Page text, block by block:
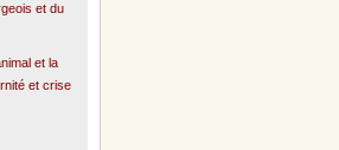
et du
et la
et crise